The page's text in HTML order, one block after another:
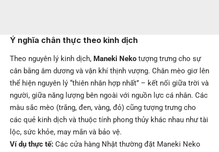
Ý nghĩa chân thực theo kinh dịch
Theo nguyên lý kinh dịch, Maneki Neko tượng trưng cho sự
cân bằng âm dương và vận khí thịnh vượng. Chân mèo giơ lên
thể hiện nguyên lý “thiên nhân hợp nhất” – kết nối giữa trời và
người, giữa năng lượng bên ngoài với nguồn lực cá nhân. Các
màu sắc mèo (trắng, đen, vàng, đỏ) cũng tượng trưng cho
các quẻ kinh dịch và thuộc tính phong thủy khác nhau như tài
lộc, sức khỏe, may mắn và bảo vệ.
Ví dụ thực tế: Các cửa hàng Nhật thường đặt Maneki Neko